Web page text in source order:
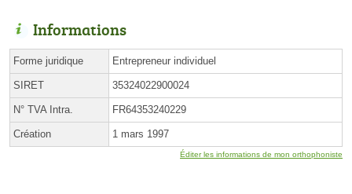
Informations
Forme juridique Entrepreneur individuel
SIRET 35324022900024
N° TVA Intra. FR64353240229
Création 1 mars 1997
Éditer les informations de mon orthophoniste